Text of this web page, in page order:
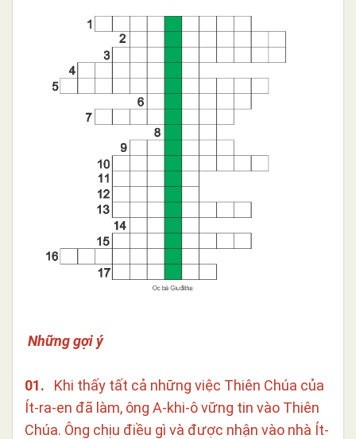
Những gợi ý
01.
Khi thấy tất cả những việc Thiên Chúa của
Ít-ra-en đã làm, ông A-khi-ô vững tin vào Thiên
Chúa. Ông chịu điều gì và được nhận vào nhà Ít-